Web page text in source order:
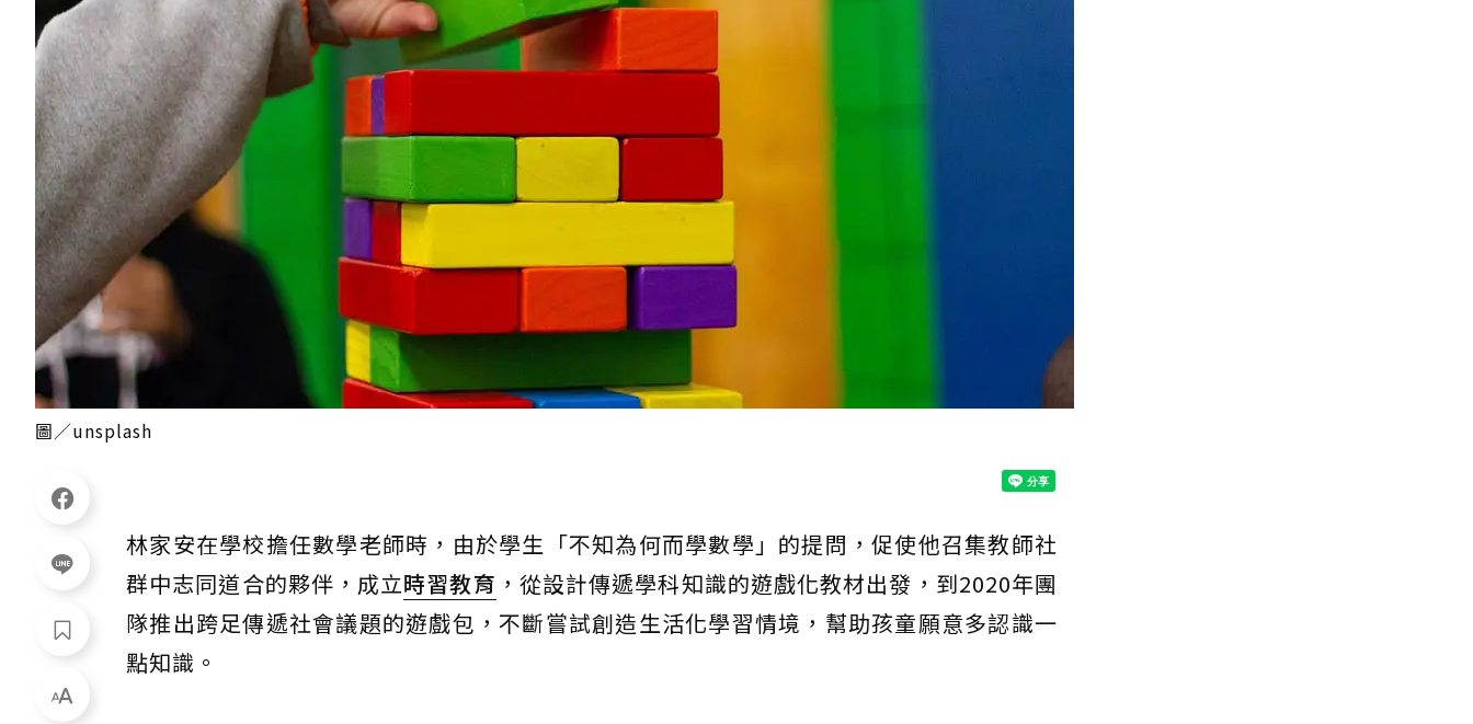
圖／unsplash
林家安在學校擔任數學老師時，由於學生「不知為何而學數學」的提問，促使他召集教師社
群中志同道合的夥伴，成立時習教育 ，從設計傳遞學科知識的遊戲化教材出發，到2020年團
隊推出跨足傳遞社會議題的遊戲包，不斷嘗試創造生活化學習情境，幫助孩童願意多認識一
點知識。